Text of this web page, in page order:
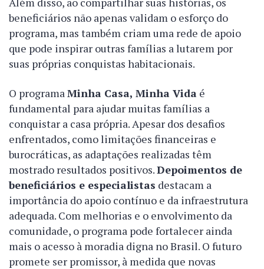
beneficiários não apenas validam o esforço do
programa, mas também criam uma rede de apoio
que pode inspirar outras famílias a lutarem por
suas próprias conquistas habitacionais.
O programaMinha Casa, Minha Vida é
fundamental para ajudar muitas famílias a
conquistar a casa própria. Apesar dos desafios
enfrentados, como limitações financeiras e
burocráticas, as adaptações realizadas têm
mostrado resultados positivos.Depoimentos de
beneficiários e especialistas destacam a
importância do apoio contínuo e da infraestrutura
adequada. Com melhorias e o envolvimento da
comunidade, o programa pode fortalecer ainda
mais o acesso à moradia digna no Brasil. O futuro
promete ser promissor, à medida que novas